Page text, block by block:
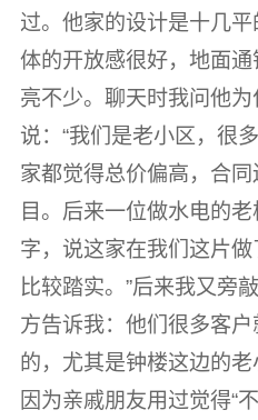
过。他家的设计是十几
体的开放感很好，地面
亮不少。聊天时我问他
说：“我们是老小区，很
家都觉得总价偏高，合
目。后来一位做水电的
字，说这家在我们这片
比较踏实。”后来我又旁
方告诉我：他们很多客
的，尤其是钟楼这边的
因为亲戚朋友用过觉得“